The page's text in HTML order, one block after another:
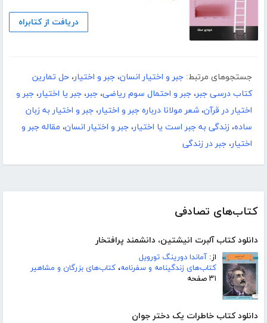
کتاب‌های تصادفی
دانلود کتاب آلبرت انیشتین، دانشمند پرافتخار
از: آماندا دورینگ تورویل
کتاب‌های زندگینامه و سفرنامه، کتاب‌های بزرگان و مشاهیر
۳۱ صفحه
دانلود کتاب خاطرات یک دختر جوان
دریافت از کتابراه
جستجوهای مرتبط: جبر و اختیار انسان، جبر و اختیار، حل تمارین
کتاب درسی جبر، جبر و احتمال سوم ریاضی، جبر، جبر یا اختیار، جبر و
اختیار در قرآن، شعر مولانا درباره جبر و اختیار، جبر و اختیار به زبان
ساده، زندگی به جبر است یا اختیار، جبر و اختیار انسان، مقاله جبر و
اختیار، جبر در زندگی